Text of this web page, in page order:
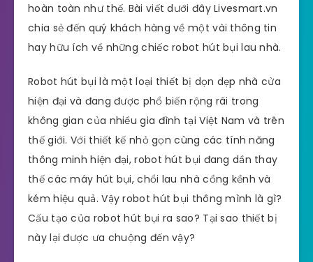
hoàn toàn như thế. Bài viết dưới đây Livesmart.vn
chia sẻ đến quý khách hàng về một vài thông tin
hay hữu ích về những chiếc robot hút bụi lau nhà.
Robot hút bụi là một loại thiết bị dọn dẹp nhà cửa
hiện đại và đang được phổ biến rộng rãi trong
không gian của nhiều gia đình tại Việt Nam và trên
thế giới. Với thiết kế nhỏ gọn cùng các tính năng
thông minh hiện đại, robot hút bụi đang dần thay
thế các máy hút bụi, chổi lau nhà cồng kềnh và
kém hiệu quả. Vậy robot hút bụi thông mình là gì?
Cấu tạo của robot hút bụi ra sao? Tại sao thiết bị
này lại được ưa chuộng đến vậy?